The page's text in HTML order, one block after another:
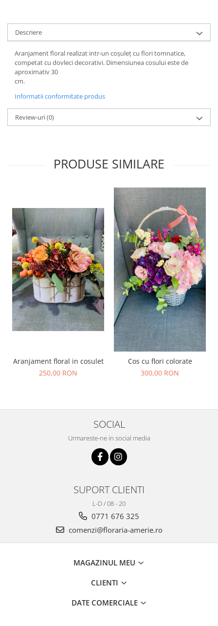
Descriere
Aranjament floral realizat intr-un coșuleț cu flori tomnatice,
competat cu dovleci decorativi. Dimensiunea cosului este de
aproximativ 30
cm.
Informatii conformitate produs
Review-uri(0)
PRODUSE SIMILARE
Aranjament floral in cosulet
250,00 RON
Cos cu flori colorate
300,00 RON
SOCIAL
Urmareste-ne in social media
SUPORT CLIENTI
L-D / 08 - 20
0771 676 325
comenzi@floraria-amerie.ro
MAGAZINUL MEU
CLIENTI
DATE COMERCIALE